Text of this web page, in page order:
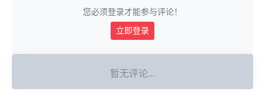
您必须登录才能参与评论！
立即登录
暂无评论...